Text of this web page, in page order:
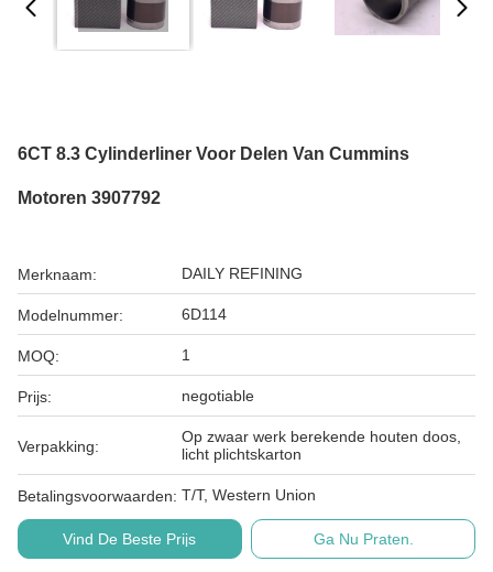
6CT 8.3 Cylinderliner Voor Delen Van Cummins
Motoren 3907792
Merknaam: DAILY REFINING
Modelnummer: 6D114
MOQ: 1
Prijs: negotiable
Verpakking:
Op zwaar werk berekende houten doos,
licht plichtskarton
Betalingsvoorwaarden: T/T, Western Union
Vind De Beste Prijs Ga Nu Praten.